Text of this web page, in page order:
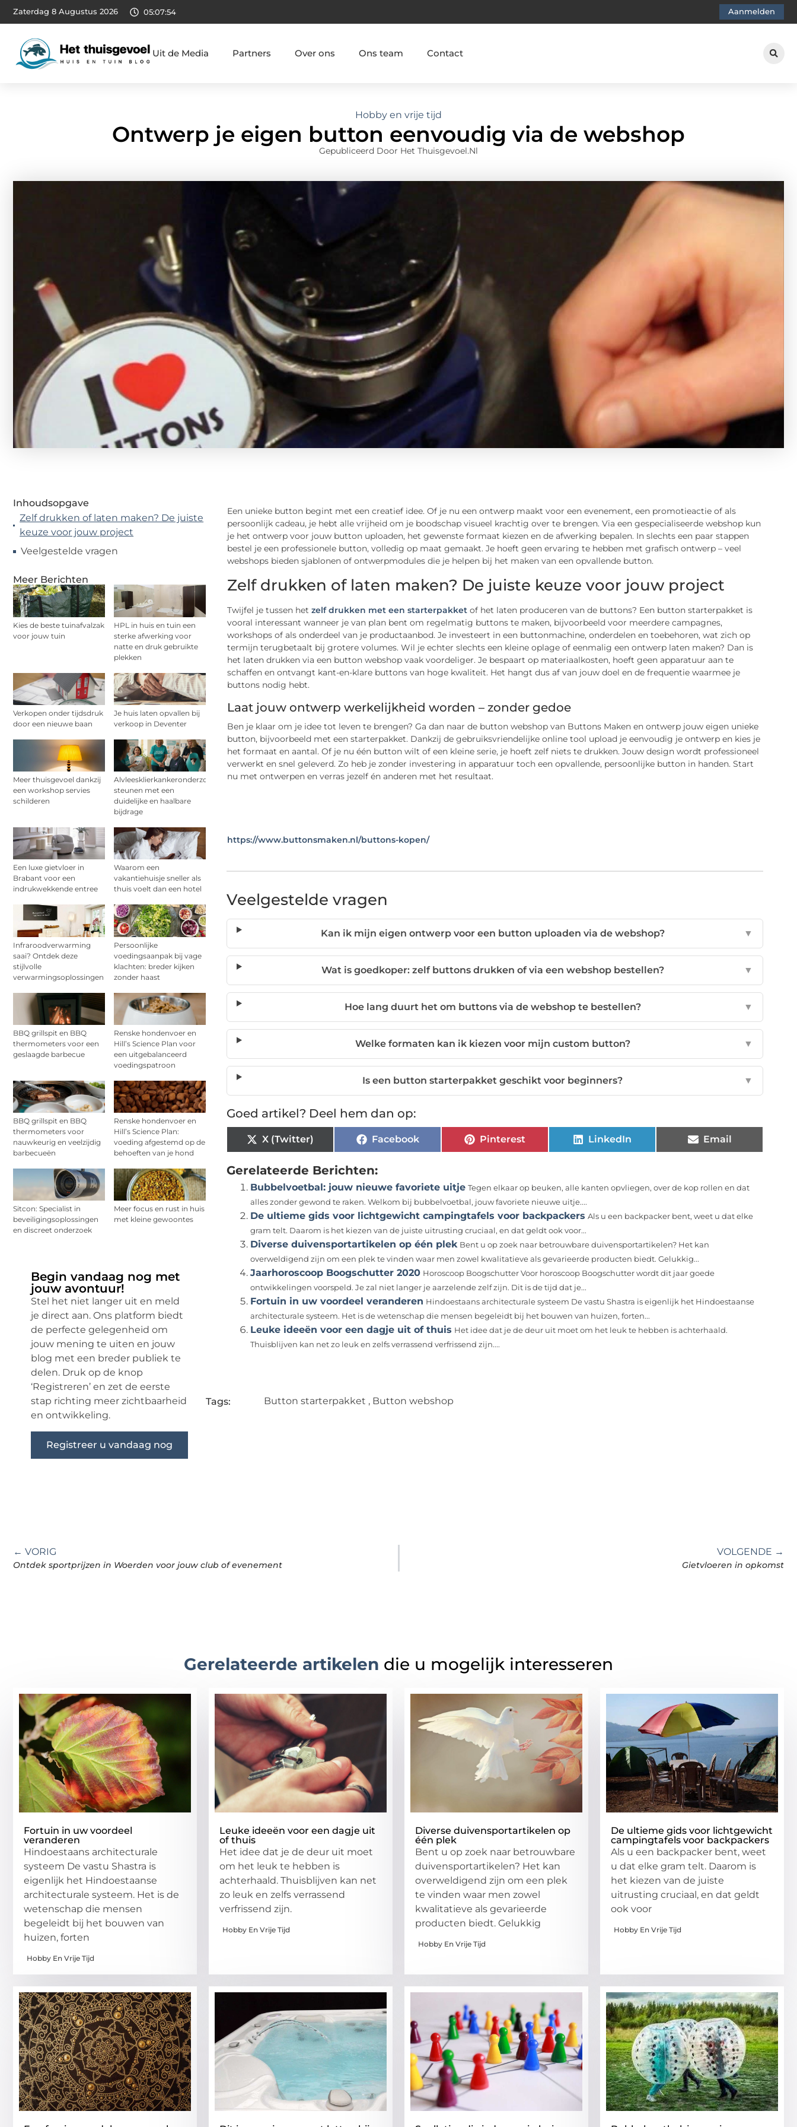
Zaterdag 8 Augustus 2026 05:07:55 Aanmelden
Uit de Media Partners Over ons Ons team Contact
Hobby en vrije tijd
Ontwerp je eigen button eenvoudig via de webshop
Gepubliceerd Door Het Thuisgevoel.nl
Inhoudsopgave
Zelf drukken of laten maken? De juiste
keuze voor jouw project
Veelgestelde vragen
Meer Berichten
Kies de beste tuinafvalzak
voor jouw tuin
HPL in huis en tuin een
sterke afwerking voor
natte en druk gebruikte
plekken
Verkopen onder tijdsdruk
door een nieuwe baan
Je huis laten opvallen bij
verkoop in Deventer
Meer thuisgevoel dankzij
een workshop servies
schilderen
Alvleesklierkankeronderzoek
steunen met een
duidelijke en haalbare
bijdrage
Een luxe gietvloer in
Brabant voor een
indrukwekkende entree
Waarom een
vakantiehuisje sneller als
thuis voelt dan een hotel
Infraroodverwarming
saai? Ontdek deze
stijlvolle
verwarmingsoplossingen
Persoonlijke
voedingsaanpak bij vage
klachten: breder kijken
zonder haast
BBQ grillspit en BBQ
thermometers voor een
geslaagde barbecue
Renske hondenvoer en
Hill’s Science Plan voor
een uitgebalanceerd
voedingspatroon
BBQ grillspit en BBQ
thermometers voor
nauwkeurig en veelzijdig
barbecueën
Renske hondenvoer en
Hill’s Science Plan:
voeding afgestemd op de
behoeften van je hond
Sitcon: Specialist in
beveiligingsoplossingen
en discreet onderzoek
Meer focus en rust in huis
met kleine gewoontes
Begin vandaag nog met
jouw avontuur!
Stel het niet langer uit en meld
je direct aan. Ons platform biedt
de perfecte gelegenheid om
jouw mening te uiten en jouw
blog met een breder publiek te
delen. Druk op de knop
‘Registreren’ en zet de eerste
stap richting meer zichtbaarheid
en ontwikkeling.
Registreer u vandaag nog
Een unieke button begint met een creatief idee. Of je nu een ontwerp maakt voor een evenement, een promotieactie of als
persoonlijk cadeau, je hebt alle vrijheid om je boodschap visueel krachtig over te brengen. Via een gespecialiseerde webshop kun
je het ontwerp voor jouw button uploaden, het gewenste formaat kiezen en de afwerking bepalen. In slechts een paar stappen
bestel je een professionele button, volledig op maat gemaakt. Je hoeft geen ervaring te hebben met grafisch ontwerp – veel
webshops bieden sjablonen of ontwerpmodules die je helpen bij het maken van een opvallende button.
Zelf drukken of laten maken? De juiste keuze voor jouw project
Twijfel je tussen het zelf drukken met een starterpakket of het laten produceren van de buttons? Een button starterpakket is
vooral interessant wanneer je van plan bent om regelmatig buttons te maken, bijvoorbeeld voor meerdere campagnes,
workshops of als onderdeel van je productaanbod. Je investeert in een buttonmachine, onderdelen en toebehoren, wat zich op
termijn terugbetaalt bij grotere volumes. Wil je echter slechts een kleine oplage of eenmalig een ontwerp laten maken? Dan is
het laten drukken via een button webshop vaak voordeliger. Je bespaart op materiaalkosten, hoeft geen apparatuur aan te
schaffen en ontvangt kant-en-klare buttons van hoge kwaliteit. Het hangt dus af van jouw doel en de frequentie waarmee je
buttons nodig hebt.
Laat jouw ontwerp werkelijkheid worden – zonder gedoe
Ben je klaar om je idee tot leven te brengen? Ga dan naar de button webshop van Buttons Maken en ontwerp jouw eigen unieke
button, bijvoorbeeld met een starterpakket. Dankzij de gebruiksvriendelijke online tool upload je eenvoudig je ontwerp en kies je
het formaat en aantal. Of je nu één button wilt of een kleine serie, je hoeft zelf niets te drukken. Jouw design wordt professioneel
verwerkt en snel geleverd. Zo heb je zonder investering in apparatuur toch een opvallende, persoonlijke button in handen. Start
nu met ontwerpen en verras jezelf én anderen met het resultaat.
https://www.buttonsmaken.nl/buttons-kopen/
Veelgestelde vragen
Kan ik mijn eigen ontwerp voor een button uploaden via de webshop? ▼
Wat is goedkoper: zelf buttons drukken of via een webshop bestellen? ▼
Hoe lang duurt het om buttons via de webshop te bestellen? ▼
Welke formaten kan ik kiezen voor mijn custom button? ▼
Is een button starterpakket geschikt voor beginners? ▼
Goed artikel? Deel hem dan op:
X (Twitter) Facebook Pinterest LinkedIn Email
Gerelateerde Berichten:
Bubbelvoetbal: jouw nieuwe favoriete uitje Tegen elkaar op beuken, alle kanten opvliegen, over de kop rollen en dat
alles zonder gewond te raken. Welkom bij bubbelvoetbal, jouw favoriete nieuwe uitje....
De ultieme gids voor lichtgewicht campingtafels voor backpackers Als u een backpacker bent, weet u dat elke
gram telt. Daarom is het kiezen van de juiste uitrusting cruciaal, en dat geldt ook voor...
Diverse duivensportartikelen op één plek Bent u op zoek naar betrouwbare duivensportartikelen? Het kan
overweldigend zijn om een plek te vinden waar men zowel kwalitatieve als gevarieerde producten biedt. Gelukkig...
Jaarhoroscoop Boogschutter 2020 Horoscoop Boogschutter Voor horoscoop Boogschutter wordt dit jaar goede
ontwikkelingen voorspeld. Je zal niet langer je aarzelende zelf zijn. Dit is de tijd dat je...
Fortuin in uw voordeel veranderen Hindoestaans architecturale systeem De vastu Shastra is eigenlijk het Hindoestaanse
architecturale systeem. Het is de wetenschap die mensen begeleidt bij het bouwen van huizen, forten...
Leuke ideeën voor een dagje uit of thuis Het idee dat je de deur uit moet om het leuk te hebben is achterhaald.
Thuisblijven kan net zo leuk en zelfs verrassend verfrissend zijn....
Tags: Button starterpakket , Button webshop
← VORIG
Ontdek sportprijzen in Woerden voor jouw club of evenement
VOLGENDE →
Gietvloeren in opkomst
Gerelateerde artikelen die u mogelijk interesseren
Fortuin in uw voordeel
veranderen
Hindoestaans architecturale
systeem De vastu Shastra is
eigenlijk het Hindoestaanse
architecturale systeem. Het is de
wetenschap die mensen
begeleidt bij het bouwen van
huizen, forten
Hobby En Vrije Tijd
Leuke ideeën voor een dagje uit
of thuis
Het idee dat je de deur uit moet
om het leuk te hebben is
achterhaald. Thuisblijven kan net
zo leuk en zelfs verrassend
verfrissend zijn.
Hobby En Vrije Tijd
Diverse duivensportartikelen op
één plek
Bent u op zoek naar betrouwbare
duivensportartikelen? Het kan
overweldigend zijn om een plek
te vinden waar men zowel
kwalitatieve als gevarieerde
producten biedt. Gelukkig
Hobby En Vrije Tijd
De ultieme gids voor lichtgewicht
campingtafels voor backpackers
Als u een backpacker bent, weet
u dat elke gram telt. Daarom is
het kiezen van de juiste
uitrusting cruciaal, en dat geldt
ook voor
Hobby En Vrije Tijd